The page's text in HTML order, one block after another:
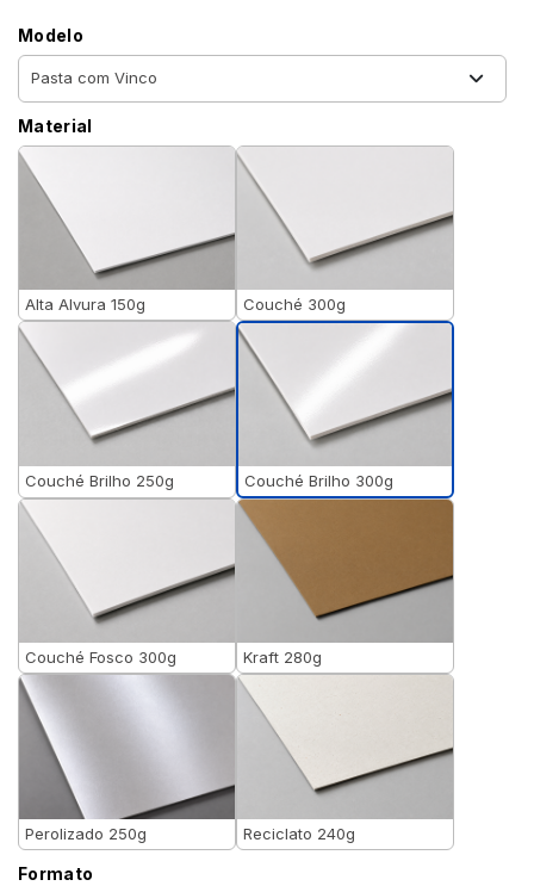
Modelo
Material
Alta Alvura 150g Couché 300g
Couché Brilho 250g Couché Brilho 300g
Couché Fosco 300g Kraft 280g
Perolizado 250g Reciclato 240g
Formato